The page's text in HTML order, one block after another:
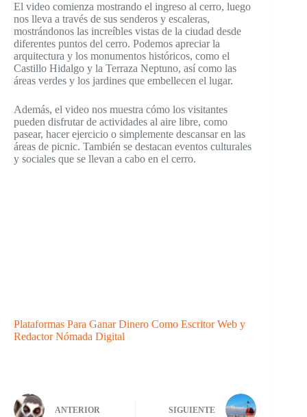
El video comienza mostrando el ingreso al cerro, luego
nos lleva a través de sus senderos y escaleras,
mostrándonos las increíbles vistas de la ciudad desde
diferentes puntos del cerro. Podemos apreciar la
arquitectura y los monumentos históricos, como el
Castillo Hidalgo y la Terraza Neptuno, así como las
áreas verdes y los jardines que embellecen el lugar.
Además, el video nos muestra cómo los visitantes
pueden disfrutar de actividades al aire libre, como
pasear, hacer ejercicio o simplemente descansar en las
áreas de picnic. También se destacan eventos culturales
y sociales que se llevan a cabo en el cerro.
Plataformas Para Ganar Dinero Como Escritor Web y
Redactor Nómada Digital
ANTERIOR SIGUIENTE